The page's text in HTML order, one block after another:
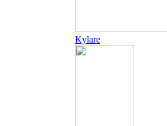
Kylare